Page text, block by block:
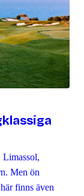
Limassol,
Men ön
finns även